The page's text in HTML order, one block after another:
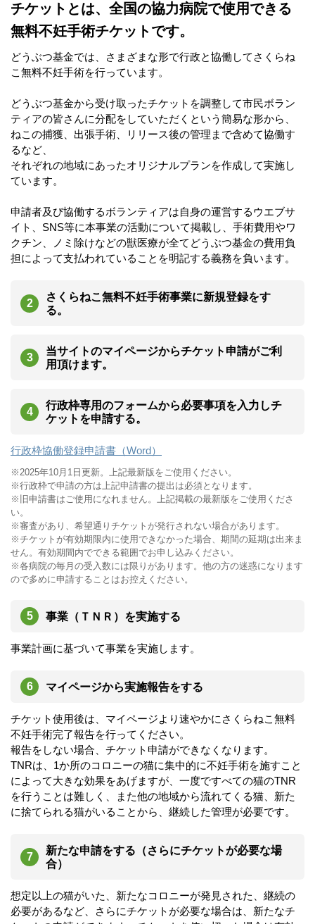
チケットとは、全国の協力病院で使用できる
無料不妊手術チケットです。
どうぶつ基金では、さまざまな形で行政と協働してさくらね
こ無料不妊手術を行っています。
どうぶつ基金から受け取ったチケットを調整して市民ボラン
ティアの皆さんに分配をしていただくという簡易な形から、
ねこの捕獲、出張手術、リリース後の管理まで含めて協働す
るなど、
それぞれの地域にあったオリジナルプランを作成して実施し
ています。
申請者及び協働するボランティアは自身の運営するウエブサ
イト、SNS等に本事業の活動について掲載し、手術費用やワ
クチン、ノミ除けなどの獣医療が全てどうぶつ基金の費用負
担によって支払われていることを明記する義務を負います。
さくらねこ無料不妊手術事業に新規登録をす
る。
当サイトのマイページからチケット申請がご利
用頂けます。
行政枠専用のフォームから必要事項を入力しチ
ケットを申請する。
行政枠協働登録申請書（Word）
※2025年10月1日更新。上記最新版をご使用ください。
※行政枠で申請の方は上記申請書の提出は必須となります。
※旧申請書はご使用になれません。上記掲載の最新版をご使用くださ
い。
※審査があり、希望通りチケットが発行されない場合があります。
※チケットが有効期限内に使用できなかった場合、期間の延期は出来ま
せん。有効期間内でできる範囲でお申し込みください。
※各病院の毎月の受入数には限りがあります。他の方の迷惑になります
ので多めに申請することはお控えください。
事業（ＴＮＲ）を実施する
事業計画に基づいて事業を実施します。
マイページから実施報告をする
チケット使用後は、マイページより速やかにさくらねこ無料
不妊手術完了報告を行ってください。
報告をしない場合、チケット申請ができなくなります。
TNRは、1か所のコロニーの猫に集中的に不妊手術を施すこと
によって大きな効果をあげますが、一度ですべての猫のTNR
を行うことは難しく、また他の地域から流れてくる猫、新た
に捨てられる猫がいることから、継続した管理が必要です。
新たな申請をする（さらにチケットが必要な場
合）
想定以上の猫がいた、新たなコロニーが発見された、継続の
必要があるなど、さらにチケットが必要な場合は、新たなチ